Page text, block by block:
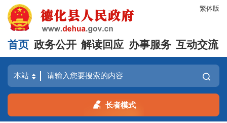
繁体版
首页 政务公开 解读回应 办事服务 互动交流
长者模式